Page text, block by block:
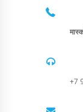
+7